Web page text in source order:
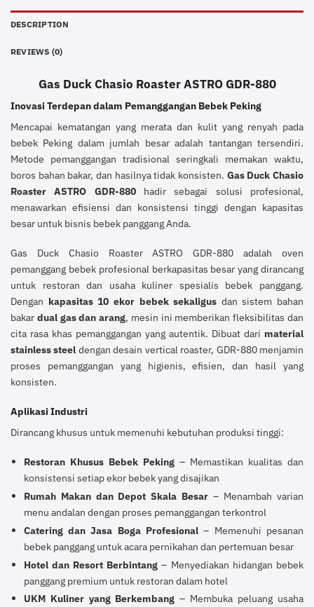
DESCRIPTION
REVIEWS (0)
Gas Duck Chasio Roaster ASTRO GDR-880
Inovasi Terdepan dalam Pemanggangan Bebek Peking
Mencapai kematangan yang merata dan kulit yang renyah pada
bebek Peking dalam jumlah besar adalah tantangan tersendiri.
Metode pemanggangan tradisional seringkali memakan waktu,
boros bahan bakar, dan hasilnya tidak konsisten. Gas Duck Chasio
Roaster ASTRO GDR-880hadir sebagai solusi profesional,
menawarkan efisiensi dan konsistensi tinggi dengan kapasitas
besar untuk bisnis bebek panggang Anda.
Gas Duck Chasio Roaster ASTRO GDR-880 adalah oven
pemanggang bebek profesional berkapasitas besar yang dirancang
untuk restoran dan usaha kuliner spesialis bebek panggang.
Dengan kapasitas 10 ekor bebek sekaligus dan sistem bahan
bakar dual gas dan arang, mesin ini memberikan fleksibilitas dan
cita rasa khas pemanggangan yang autentik. Dibuat dari material
stainless steel dengan desain vertical roaster, GDR-880 menjamin
proses pemanggangan yang higienis, efisien, dan hasil yang
konsisten.
Aplikasi Industri
Dirancang khusus untuk memenuhi kebutuhan produksi tinggi:
Restoran Khusus Bebek Peking– Memastikan kualitas dan
konsistensi setiap ekor bebek yang disajikan
Rumah Makan dan Depot Skala Besar – Menambah varian
menu andalan dengan proses pemanggangan terkontrol
Catering dan Jasa Boga Profesional – Memenuhi pesanan
bebek panggang untuk acara pernikahan dan pertemuan besar
Hotel dan Resort Berbintang – Menyediakan hidangan bebek
panggang premium untuk restoran dalam hotel
UKM Kuliner yang Berkembang – Membuka peluang usaha